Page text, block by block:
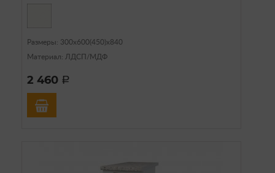
Размеры: 300х600(450)х840
Материал: ЛДСП/МДФ
2 460 a